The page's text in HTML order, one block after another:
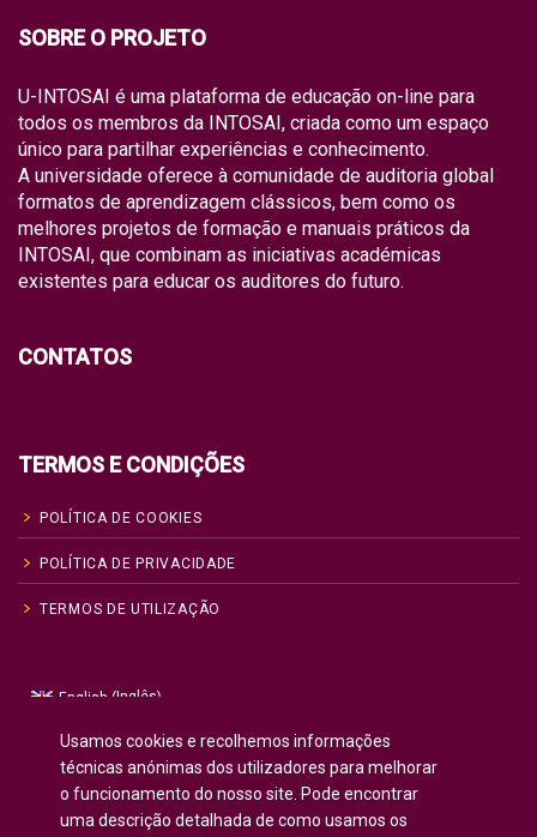
SOBRE O PROJETO
U-INTOSAI é uma plataforma de educação on-line para
todos os membros da INTOSAI, criada como um espaço
único para partilhar experiências e conhecimento.
A universidade oferece à comunidade de auditoria global
formatos de aprendizagem clássicos, bem como os
melhores projetos de formação e manuais práticos da
INTOSAI, que combinam as iniciativas académicas
existentes para educar os auditores do futuro.
CONTATOS
TERMOS E CONDIÇÕES
POLÍTICA DE COOKIES
POLÍTICA DE PRIVACIDADE
TERMOS DE UTILIZAÇÃO
English (Inglês)
Русский
Russo
Español(Espanhol)
Français(Francês)
Alemão
Usamos cookies e recolhemos informações
técnicas anónimas dos utilizadores para melhorar
o funcionamento do nosso site. Pode encontrar
uma descrição detalhada de como usamos os